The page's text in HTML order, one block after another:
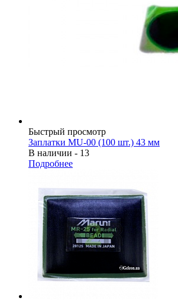
Быстрый просмотр
Заплатки MU-00 (100 шт.) 43 мм
В наличии - 13
Подробнее